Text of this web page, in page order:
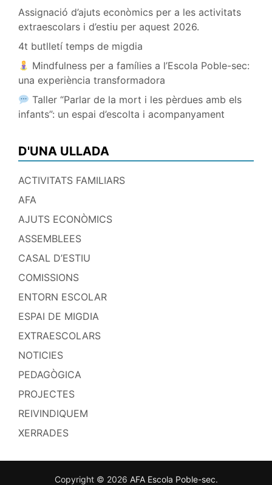
Assignació d’ajuts econòmics per a les activitats
extraescolars i d’estiu per aquest 2026.
4t butlletí temps de migdia
Mindfulness per a famílies a l’Escola Poble-sec:
una experiència transformadora
Taller “Parlar de la mort i les pèrdues amb els
infants”: un espai d’escolta i acompanyament
D'UNA ULLADA
ACTIVITATS FAMILIARS
AFA
AJUTS ECONÒMICS
ASSEMBLEES
CASAL D’ESTIU
COMISSIONS
ENTORN ESCOLAR
ESPAI DE MIGDIA
EXTRAESCOLARS
NOTICIES
PEDAGÒGICA
PROJECTES
REIVINDIQUEM
XERRADES
Copyright © 2026 AFA Escola Poble-sec.